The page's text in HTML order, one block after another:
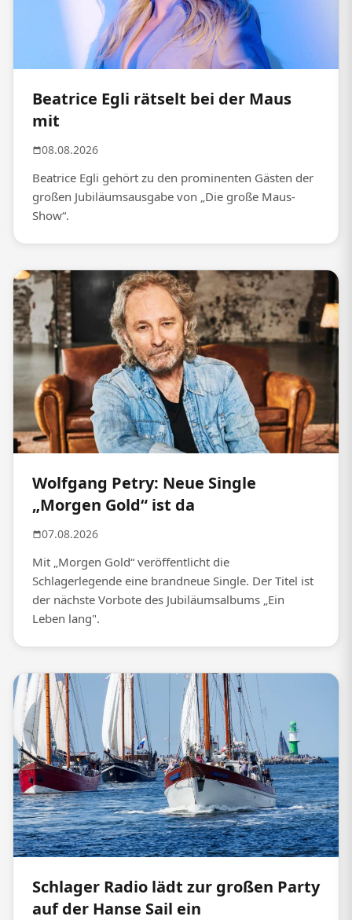
Beatrice Egli rätselt bei der Maus
mit
08.08.2026
Beatrice Egli gehört zu den prominenten Gästen der
großen Jubiläumsausgabe von „Die große Maus-
Show“.
Wolfgang Petry: Neue Single
„Morgen Gold“ ist da
07.08.2026
Mit „Morgen Gold“ veröffentlicht die
Schlagerlegende eine brandneue Single. Der Titel ist
der nächste Vorbote des Jubiläumsalbums „Ein
Leben lang".
Schlager Radio lädt zur großen Party
auf der Hanse Sail ein